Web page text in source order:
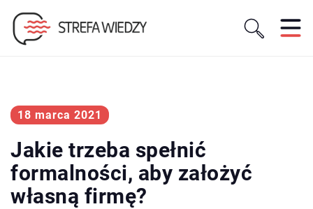
18 marca 2021
Jakie trzeba spełnić
formalności, aby założyć
własną firmę?